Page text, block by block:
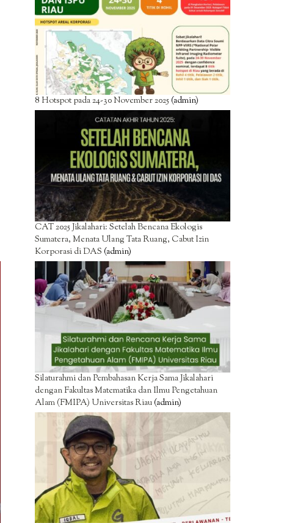
8 Hotspot pada 24-30 November 2025(admin)
CAT 2025 Jikalahari: Setelah Bencana Ekologis
Sumatera, Menata Ulang Tata Ruang, Cabut Izin
Korporasi di DAS (admin)
Silaturahmi dan Pembahasan Kerja Sama Jikalahari
dengan Fakultas Matematika dan Ilmu Pengetahuan
Alam (FMIPA) Universitas Riau(admin)